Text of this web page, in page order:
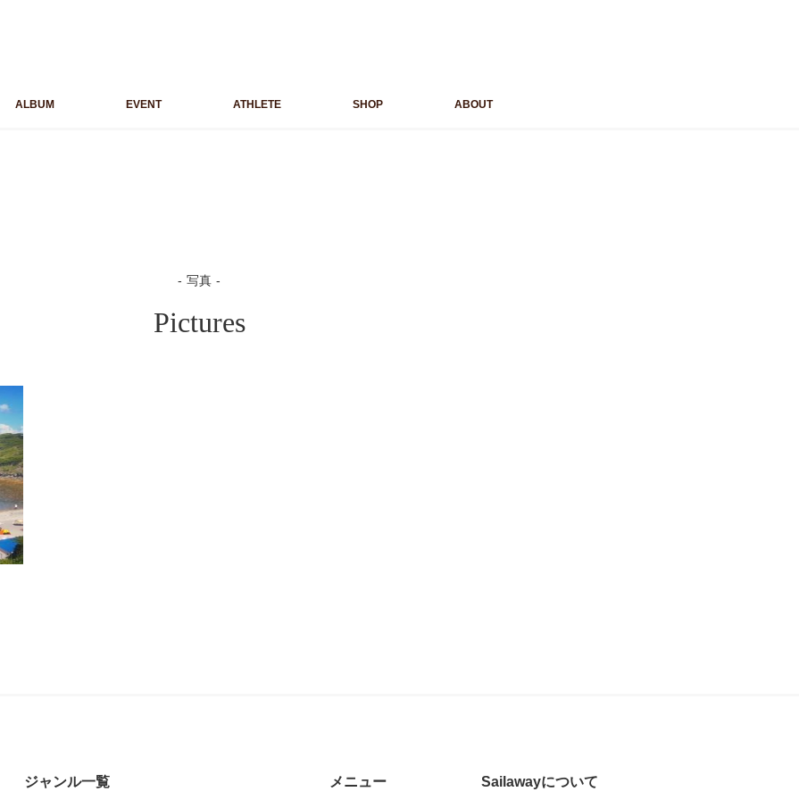
ALBUM EVENT ATHLETE SHOP ABOUT
写真
Pictures
ジャンル一覧 メニュー Sailawayについて